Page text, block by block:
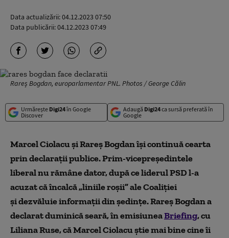
Data actualizării:04.12.2023 07:50
Data publicării:04.12.2023 07:49
Rareș Bogdan, europarlamentar PNL. Photos / George Călin
Urmărește Digi24în Google
Discover
Adaugă Digi24ca sursă preferată în
Google
Marcel Ciolacu și Rareș Bogdan își continuă cearta
prin declarații publice. Prim-vicepreședintele
liberal nu rămâne dator, după ce liderul PSD l-a
acuzat că încalcă „liniile roșii” ale Coaliției
și dezvăluie informații din ședințe. Rareș Bogdan a
declarat duminică seară, în emisiuneaBriefing, cu
Liliana Ruse, că Marcel Ciolacu știe mai bine cine îi